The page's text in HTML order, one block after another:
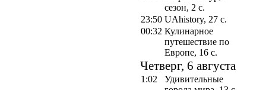
сезон, 2 с.
23:50 UAhistory, 27 с.
00:32 Кулинарное
путешествие по
Европе, 16 с.
Четверг, 6 августа
1:02
Удивительные